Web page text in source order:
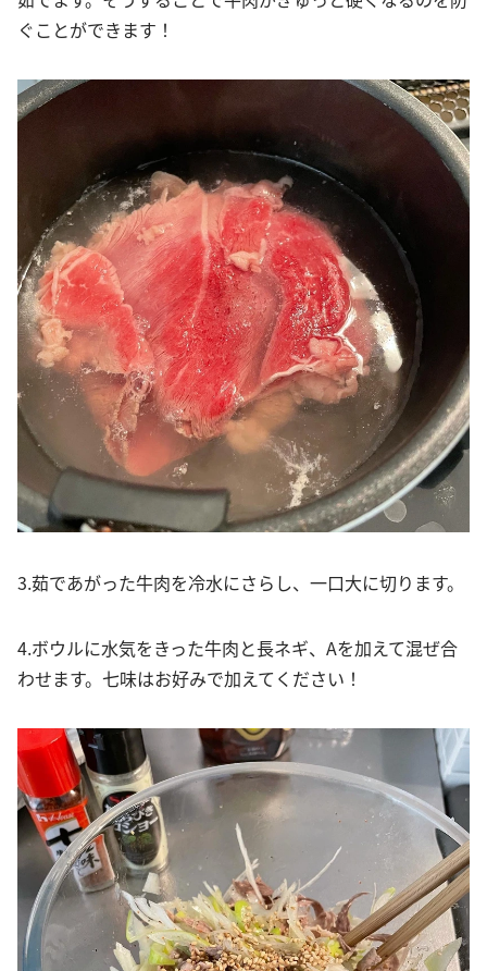
ぐことができます！
3.茹であがった牛肉を冷水にさらし、一口大に切ります。
4.ボウルに水気をきった牛肉と長ネギ、Aを加えて混ぜ合
わせます。七味はお好みで加えてください！